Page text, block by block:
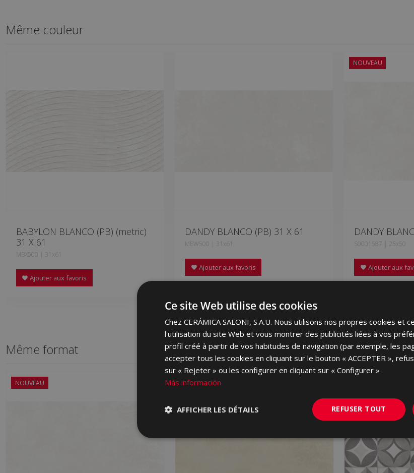
Même couleur
BABYLON BLANCO (PB) (metric)
31 X 61
MBX500 | 31x61
Ajouter aux favoris
DANDY BLANCO (PB) 31 X 61
MBW500 | 31x61
Ajouter aux favoris
NOUVEAU
DANDY
S0001587 | 25x50
Ajouter aux
Même format
NOUVEAU NOUVEAU
Ce site Web utilise des cookies
Chez CERÁMICA SALONI, S.A.U. Nous utilisons nos propres cookies et
l'utilisation du site Web et vous montrer des publicités liées à vos
profil créé à partir de vos habitudes de navigation (par exemple, les
accepter tous les cookies en cliquant sur le bouton « ACCEPTER »,
sur « Rejeter » ou les configurer en cliquant sur « Configurer »
Más información
REFUSER TOUT
AFFICHER LES DÉTAILS